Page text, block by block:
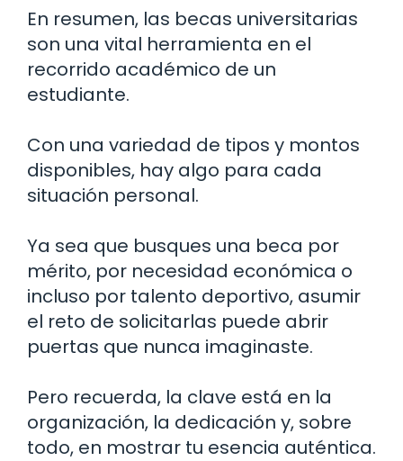
En resumen, las becas universitarias
son una vital herramienta en el
recorrido académico de un
estudiante.
Con una variedad de tipos y montos
disponibles, hay algo para cada
situación personal.
Ya sea que busques una beca por
mérito, por necesidad económica o
incluso por talento deportivo, asumir
el reto de solicitarlas puede abrir
puertas que nunca imaginaste.
Pero recuerda, la clave está en la
organización, la dedicación y, sobre
todo, en mostrar tu esencia auténtica.